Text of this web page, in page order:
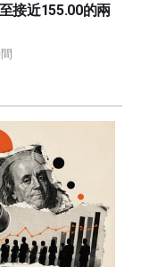
接近155.00的兩